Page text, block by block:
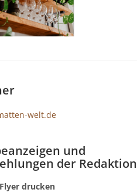
und
der Redaktion
drucken